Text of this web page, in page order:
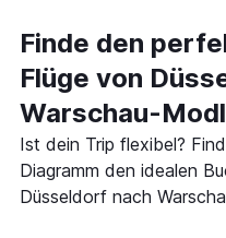
Finde den
Flüge von
Warschau-
Ist dein Trip flexibel?
Diagramm den idealen
Düsseldorf nach